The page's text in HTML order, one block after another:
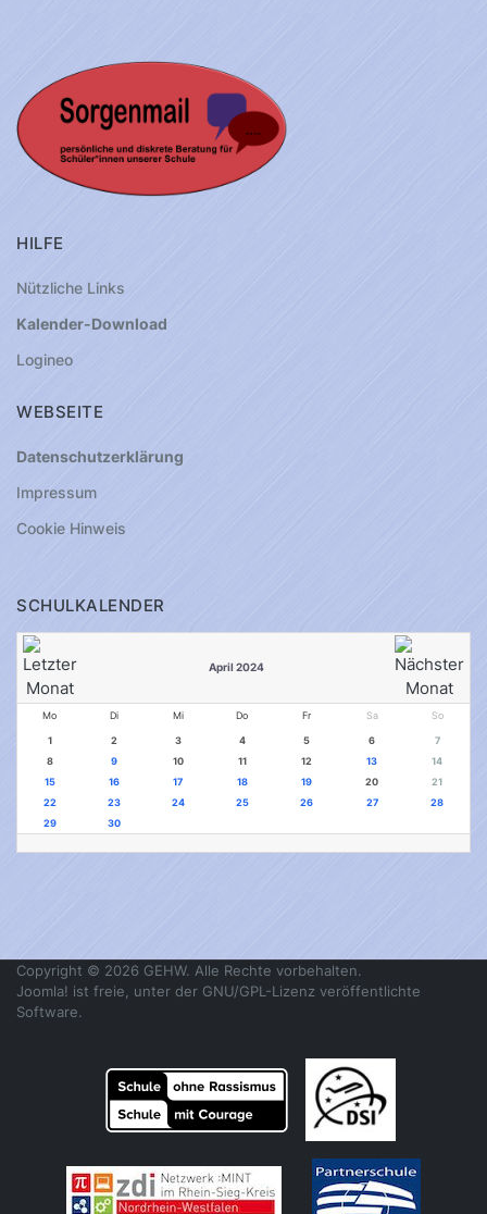
HILFE
Nützliche Links
Kalender-Download
Logineo
WEBSEITE
Datenschutzerklärung
Impressum
Cookie Hinweis
SCHULKALENDER
April 2024
Mo Di Mi Do Fr Sa So
1 2 3 4 5 6
7
8
9 10 11 12 13
14
15
16 17 18 19 20
21
22
23 24 25 26 27
28
29
30
Copyright © 2026 GEHW. Alle Rechte vorbehalten.
Joomla! ist freie, unter der GNU/GPL-Lizenz veröffentlichte
Software.